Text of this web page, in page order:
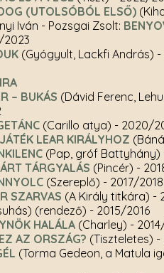
(UTOLSÓBÓL ELSŐ)
Iván - Pozsgai Zsolt:
(Gyógyult, Lackfi András) -
– BUKÁS (Dávid Ferenc,
(Carillo atya) - 2020/
LEAR KIRÁLYHOZ
(Pap, gróf Battyhány)
TÁRGYALÁS (Pincér) -
(Szereplő) - 2017/2018
SZARVAS (A Király titkára) -
(rendező) - 2015/2016
HALÁLA (Charley) -
AZ ORSZÁG? (Tiszteletes) -
(Torma Gedeon, a Matula